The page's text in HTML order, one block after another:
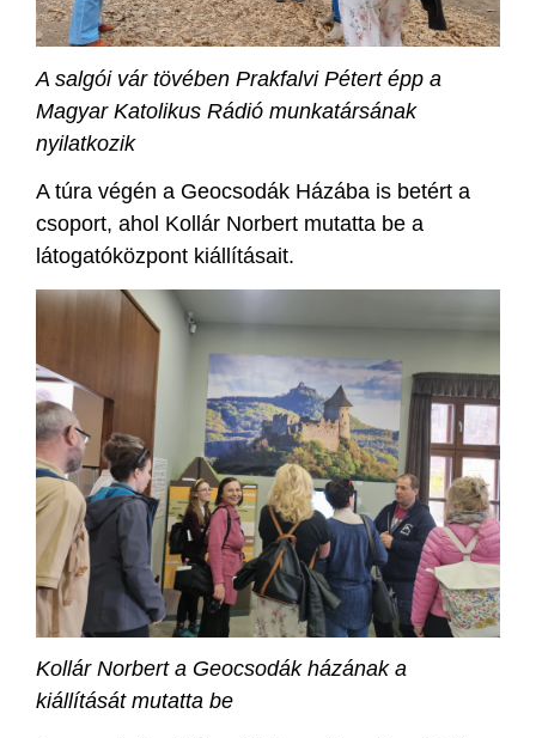
A salgói vár tövében Prakfalvi Pétert épp a
Magyar Katolikus Rádió munkatársának
nyilatkozik
A túra végén a Geocsodák Házába is betért a
csoport, ahol Kollár Norbert mutatta be a
látogatóközpont kiállításait.
Kollár Norbert a Geocsodák házának a
kiállítását mutatta be